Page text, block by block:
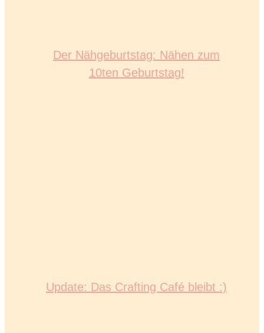
Der Nähgeburtstag: Nähen zum
10ten Geburtstag!
Update: Das Crafting Café bleibt :)